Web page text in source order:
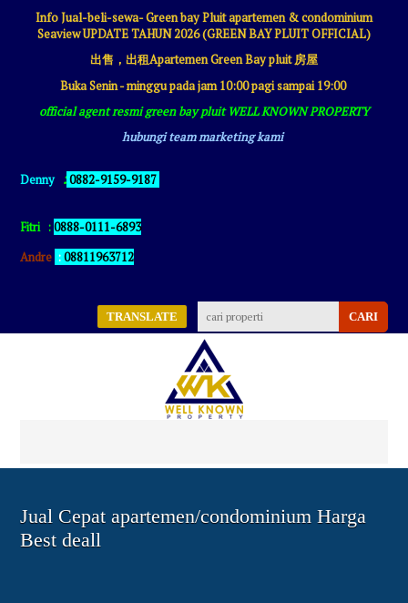
Info Jual-beli-sewa- Green bay Pluit apartemen & condominium
Seaview UPDATE TAHUN 2026 (GREEN BAY PLUIT OFFICIAL)
出售，出租Apartemen Green Bay pluit 房屋
Buka Senin - minggu pada jam 10:00 pagi sampai 19:00
official agent resmi green bay pluit WELL KNOWN PROPERTY
hubungi team marketing kami
Denny :0882-9159-9187
Fitri :0888-0111-6893
Andre :08811963712
TRANSLATE
Jual Cepat apartemen/condominium Harga
Best deall